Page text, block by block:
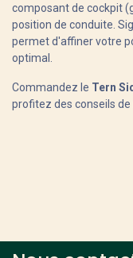
composant de cockpit
position de conduite.
permet d'affiner votre
optimal.
Commandez le Tern
profitez des conseils